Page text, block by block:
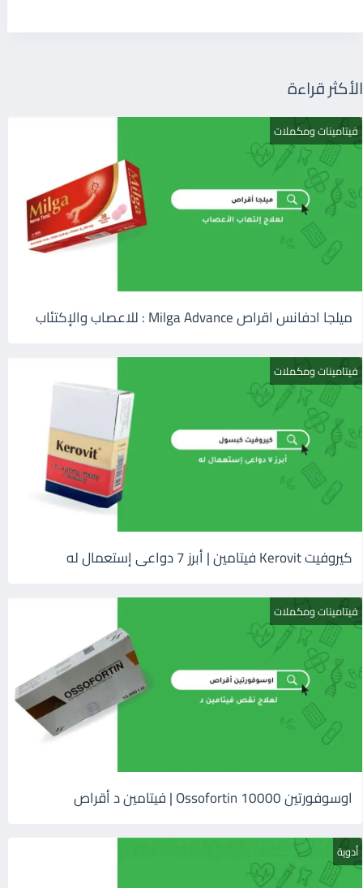
الأكثر قراءة
فيتامينات ومكملات
ميلجا ادفانس اقراص Milga Advance : للاعصاب والإكتئاب
فيتامينات ومكملات
كيروفيت Kerovit فيتامين | أبرز 7 دواعى إستعمال له
فيتامينات ومكملات
اوسوفورتين 10000 Ossofortin | فيتامين د أقراص
أدوية